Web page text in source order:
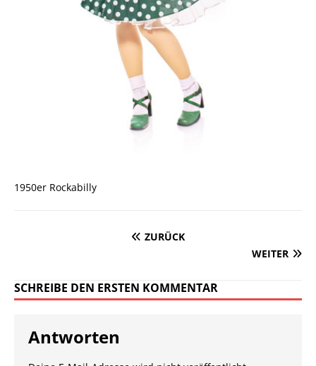
1950er Rockabilly
ZURÜCK
WEITER
SCHREIBE DEN ERSTEN KOMMENTAR
Antworten